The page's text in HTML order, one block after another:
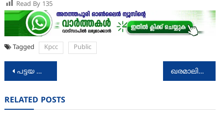
Read By 135
Tagged Kpcc Public
Post
പട്ടയ അസംബ്ലി: കളക്ട്രേറ്റിൽ യോഗം ചേർന്നു ഖരമാലിന്യ പരിപാലനത്തിന് പദ്ധതികളൊരുക്കി നെടുമങ്ങാട് നഗരസഭ
RELATED POSTS